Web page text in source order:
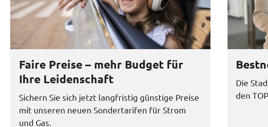
Faire Preise – mehr Budget für
Ihre Leidenschaft
Sichern Sie sich jetzt langfristig günstige Preise
mit unseren neuen Sondertarifen für Strom
und Gas.
Die
den